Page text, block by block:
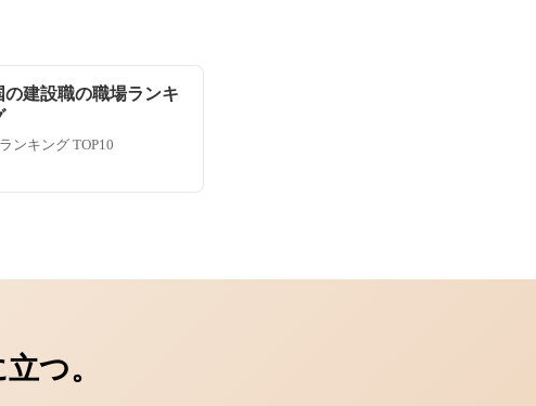
の建設職の職場ランキ
ンキング TOP10
つ。